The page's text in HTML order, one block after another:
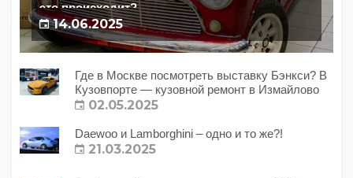
это происходит?
14.06.2025
Где в Москве посмотреть выставку Бэнкси? В
Кузовпорте — кузовной ремонт в Измайлово
02.05.2025
Daewoo и Lamborghini – одно и то же?!
21.03.2025